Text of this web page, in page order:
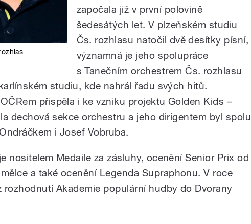
započala již v první polovině
šedesátých let. V plzeňském studiu
Čs. rozhlasu natočil dvě desítky písní,
významná je jeho spolupráce
s Tanečním orchestrem Čs. rozhlasu
studiu, kde nahrál řadu svých hitů.
přispěla i ke vzniku projektu Golden Kids –
dechová sekce orchestru a jeho dirigentem byl spolu
i Josef Vobruba.
nositelem Medaile za zásluhy, ocenění Senior Prix od
a také ocenění Legenda Supraphonu. V roce
rozhodnutí Akademie populární hudby do Dvorany